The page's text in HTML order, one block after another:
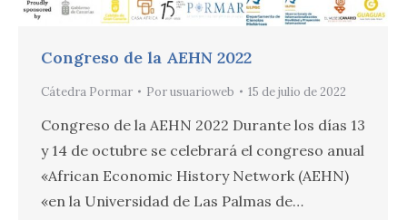
Congreso de la AEHN 2022
Cátedra Pormar Porusuarioweb 15 de julio de 2022
Congreso de la AEHN 2022 Durante los días 13
y 14 de octubre se celebrará el congreso anual
«African Economic History Network (AEHN)
«en la Universidad de Las Palmas de…